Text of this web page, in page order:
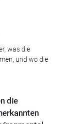
was die
und wo die
die